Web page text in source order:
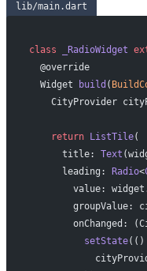
lib/main.dart
class _RadioWidget
  @override
  Widget
build (
CityProvider
    return
ListTile(
      title:
Text
      leading:
Radio<
value:
groupValue:
onChanged:
          setState
(()